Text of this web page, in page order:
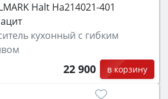
Halt Ha214021-401
кухонный с гибким
22 900 в корзину